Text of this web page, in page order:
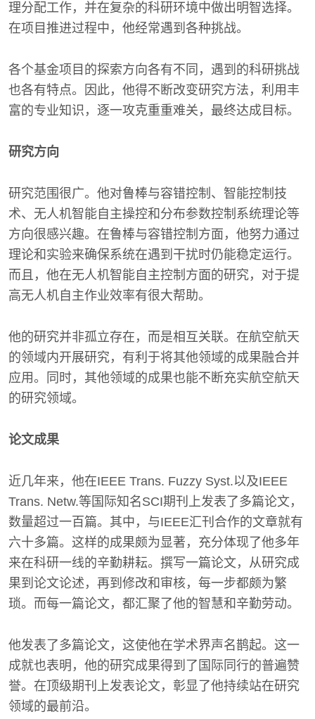
理分配工作，并在复杂的科研环境中做出明智选择。
在项目推进过程中，他经常遇到各种挑战。
各个基金项目的探索方向各有不同，遇到的科研挑战
也各有特点。因此，他得不断改变研究方法，利用丰
富的专业知识，逐一攻克重重难关，最终达成目标。
研究方向
研究范围很广。他对鲁棒与容错控制、智能控制技
术、无人机智能自主操控和分布参数控制系统理论等
方向很感兴趣。在鲁棒与容错控制方面，他努力通过
理论和实验来确保系统在遇到干扰时仍能稳定运行。
而且，他在无人机智能自主控制方面的研究，对于提
高无人机自主作业效率有很大帮助。
他的研究并非孤立存在，而是相互关联。在航空航天
的领域内开展研究，有利于将其他领域的成果融合并
应用。同时，其他领域的成果也能不断充实航空航天
的研究领域。
论文成果
近几年来，他在IEEE Trans. Fuzzy Syst.以及IEEE
Trans. Netw.等国际知名SCI期刊上发表了多篇论文，
数量超过一百篇。其中，与IEEE汇刊合作的文章就有
六十多篇。这样的成果颇为显著，充分体现了他多年
来在科研一线的辛勤耕耘。撰写一篇论文，从研究成
果到论文论述，再到修改和审核，每一步都颇为繁
琐。而每一篇论文，都汇聚了他的智慧和辛勤劳动。
他发表了多篇论文，这使他在学术界声名鹊起。这一
成就也表明，他的研究成果得到了国际同行的普遍赞
誉。在顶级期刊上发表论文，彰显了他持续站在研究
领域的最前沿。